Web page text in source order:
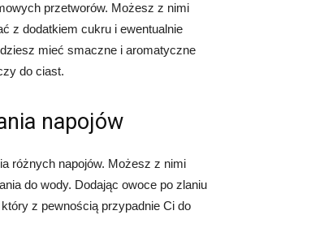
przetworów. Możesz z nimi
z dodatkiem cukru i ewentualnie
mieć smaczne i aromatyczne
do ciast.
napojów
różnych napojów. Możesz z nimi
do wody. Dodając owoce po zlaniu
z pewnością przypadnie Ci do